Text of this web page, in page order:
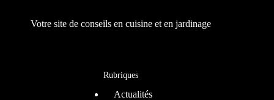
Votre site de conseils en cuisine et en jardinage
Rubriques
Actualités